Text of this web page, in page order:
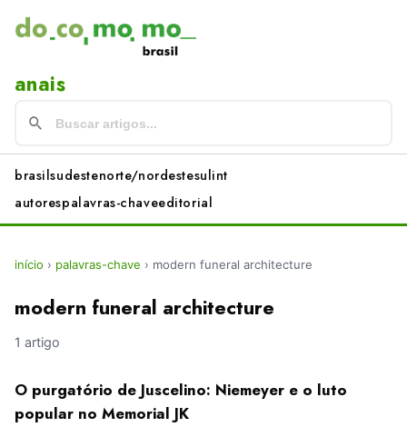
anais
brasilsudestenorte/nordestesulint
autorespalavras-chaveeditorial
início › palavras-chave › modern funeral architecture
modern funeral architecture
1 artigo
O purgatório de Juscelino: Niemeyer e o luto
popular no Memorial JK